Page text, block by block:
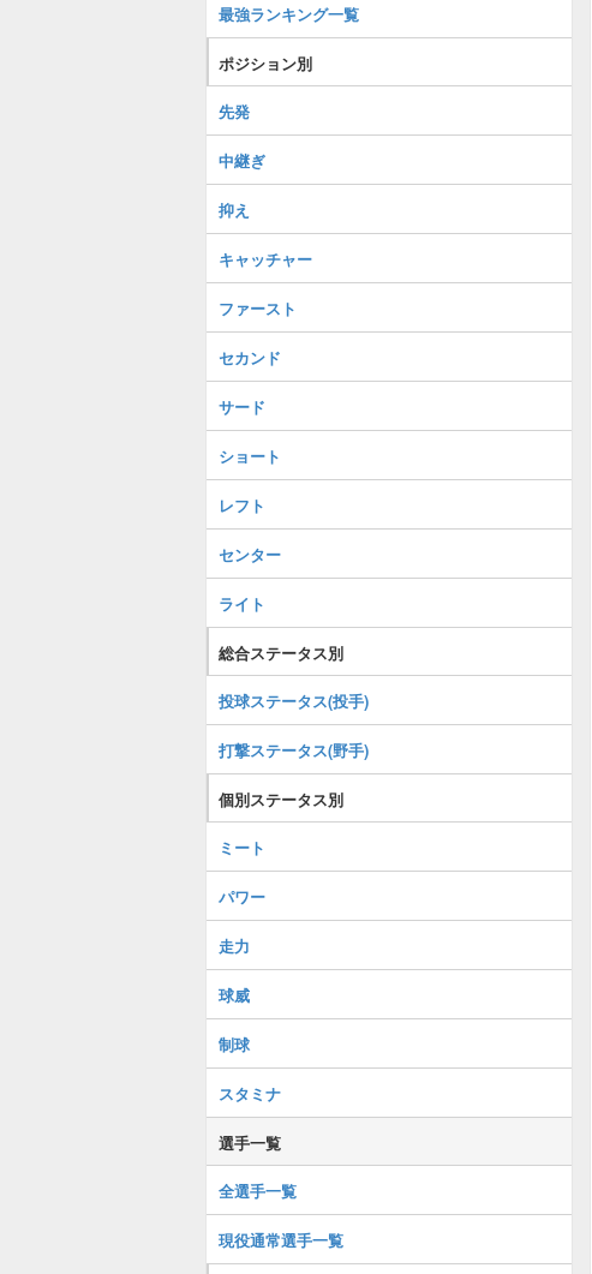
最強ランキング一覧
ポジション別
先発
中継ぎ
抑え
キャッチャー
ファースト
セカンド
サード
ショート
レフト
センター
ライト
総合ステータス別
投球ステータス(投手)
打撃ステータス(野手)
個別ステータス別
ミート
パワー
走力
球威
制球
スタミナ
選手一覧
全選手一覧
現役通常選手一覧